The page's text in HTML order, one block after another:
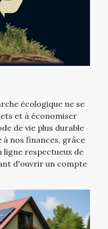
écologique ne se
et à économiser
de vie plus durable
nos finances, grâce
ligne respectueux de
d'ouvrir un compte